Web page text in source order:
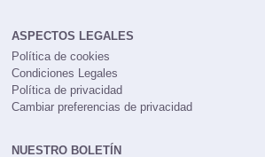
ASPECTOS LEGALES
Política de cookies
Condiciones Legales
Política de privacidad
Cambiar preferencias de privacidad
NUESTRO BOLETÍN